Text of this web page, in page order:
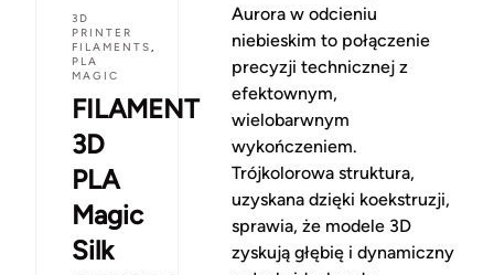
3D
PRINTER
FILAMENTS,
PLA
MAGIC
FILAMENT
3D
PLA
Magic
Silk
Aurora w odcieniu
niebieskim to połączenie
precyzji technicznej z
efektownym,
wielobarwnym
wykończeniem.
Trójkolorowa struktura,
uzyskana dzięki koekstruzji,
sprawia, że modele 3D
zyskują głębię i dynamiczny